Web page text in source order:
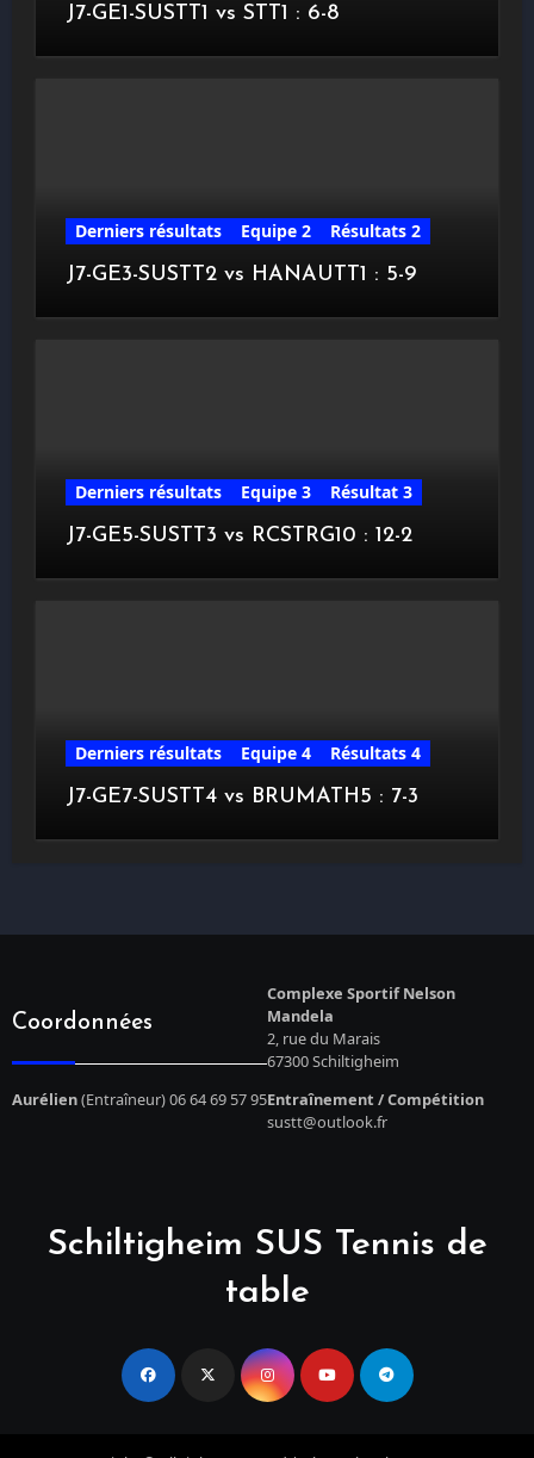
J7-GE1-SUSTT1 vs STT1 : 6-8
Derniers résultats Equipe 2
Résultats 2
J7-GE3-SUSTT2 vs HANAUTT1 : 5-9
Derniers résultats Equipe 3
Résultat 3
J7-GE5-SUSTT3 vs RCSTRG10 : 12-2
Derniers résultats Equipe 4
Résultats 4
J7-GE7-SUSTT4 vs BRUMATH5 : 7-3
Coordonnées
Complexe Sportif Nelson
Mandela
2, rue du Marais
67300 Schiltigheim
Aurélien(Entraîneur) 06 64 69 57 95Entraînement / Compétition
sustt@outlook.fr
Schiltigheim SUS Tennis de
table